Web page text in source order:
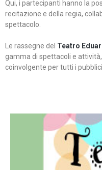
Qui, i partecipanti hanno la
recitazione e della regia,
spettacolo.
Le rassegne del Teatro
gamma di spettacoli e
coinvolgente per tutti i pubblici.